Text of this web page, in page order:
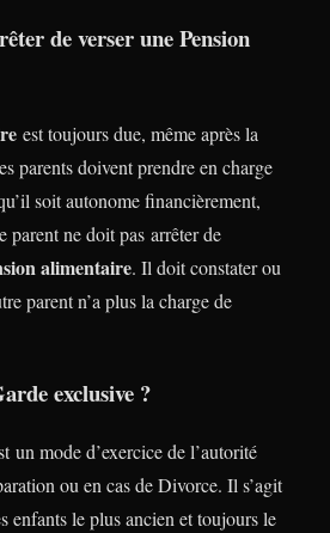
de verser une Pension
est toujours due, même après la
parents doivent prendre en charge
soit autonome financièrement,
parent ne doit pas arrêter de
alimentaire. Il doit constater ou
parent n’a plus la charge de
exclusive ?
un mode d’exercice de l’autorité
ou en cas de Divorce. Il s’agit
enfants le plus ancien et toujours le